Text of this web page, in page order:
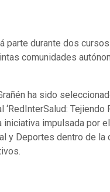
parte durante dos
comunidades
ha sido
Tejiendo
iniciativa impulsada por
y Deportes dentro de la